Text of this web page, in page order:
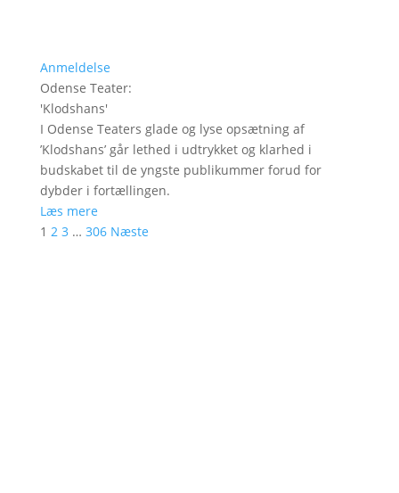
Anmeldelse
Odense Teater:
'Klodshans'
I Odense Teaters glade og lyse opsætning af
’Klodshans’ går lethed i udtrykket og klarhed i
budskabet til de yngste publikummer forud for
dybder i fortællingen.
Læs mere
1 2 3 … 306 Næste